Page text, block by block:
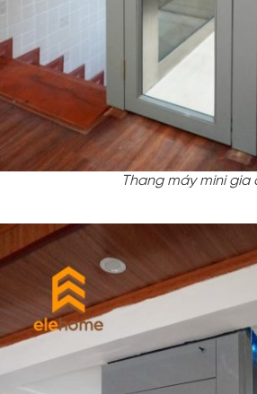
Thang máy mini gia